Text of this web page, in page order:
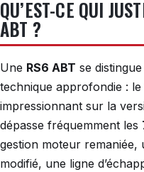
QU’EST-CE QUI
ABT ?
Une RS6 ABT se
technique approfondie : le
impressionnant sur la
dépasse fréquemment les
gestion moteur
modifié, une ligne